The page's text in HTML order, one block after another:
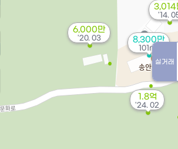
8,300만
101m²
실거래
1.8억
'24. 02
6,000만
'20. 03
3,014
'14.